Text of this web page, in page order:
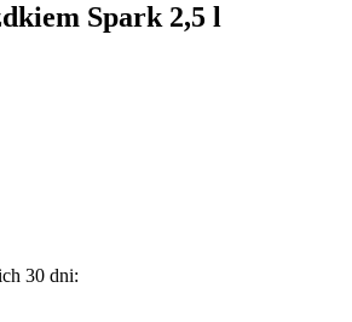
Spark 2,5 l
30 dni: